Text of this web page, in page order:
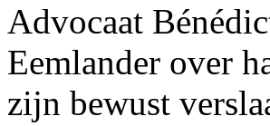
Advocaat
Eemlander over
zijn bewust